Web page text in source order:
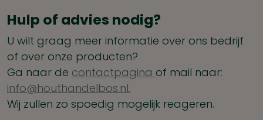
Hulp of advies nodig?
U wilt graag meer informatie over ons bedrijf
of over onze producten?
Ga naar de contactpagina of mail naar:
info@houthandelbos.nl.
Wij zullen zo spoedig mogelijk reageren.